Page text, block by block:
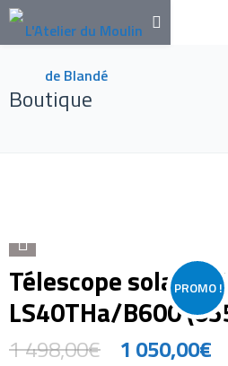
Boutique
PROMO !
Télescope solaire
LS40THa/B600
1 498,00€ 1 050,00€